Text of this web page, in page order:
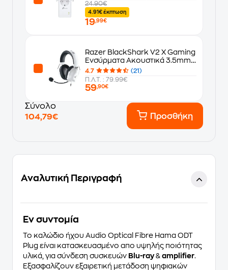
24.90€
4.91€ έκπτωση
19,99€
Razer BlackShark V2 X Gaming
Ενσύρματα Ακουστικά 3.5mm -
Λευκά
4.7
(21)
Π.Λ.Τ. : 79.99€
59,90€
Σύνολο
104,79€
Προσθήκη
Αναλυτική Περιγραφή
Eν συντομία
To καλώδιο ήχου Audio Optical Fibre Hama ODT
Plug είναι κατασκευασμένο απο υψηλής ποιότητας
υλικά, για σύνδεση συσκευών Blu-ray& amplifier.
Εξασφαλίζουν εξαιρετική μετάδοση ψηφιακών